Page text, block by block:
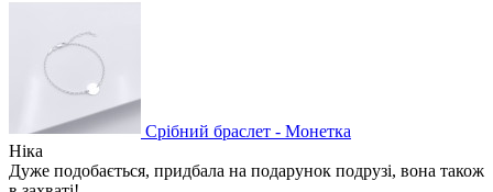
Срібний браслет - Монетка
Ніка
Дуже подобається, придбала на подарунок подрузі, вона також